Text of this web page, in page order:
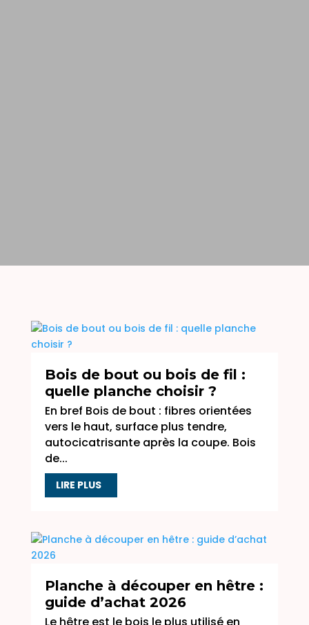
Bois de bout ou bois de fil :
quelle planche choisir ?
En bref Bois de bout : fibres orientées
vers le haut, surface plus tendre,
autocicatrisante après la coupe. Bois
de...
LIRE PLUS
Planche à découper en hêtre :
guide d’achat 2026
Le hêtre est le bois le plus utilisé en